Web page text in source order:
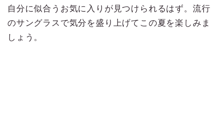
自分に似合うお気に入りが見つけられるはず。流行
のサングラスで気分を盛り上げてこの夏を楽しみま
しょう。